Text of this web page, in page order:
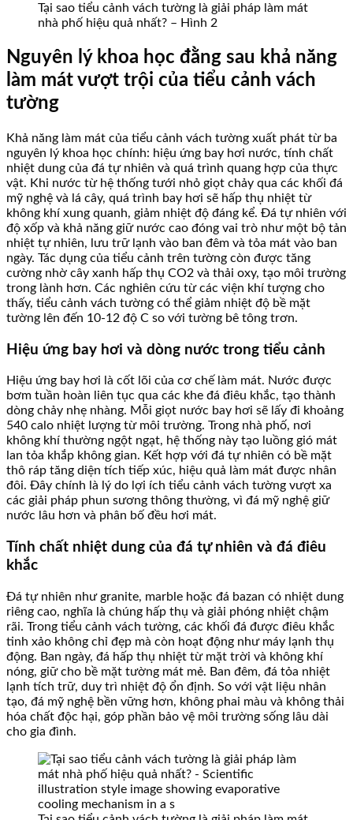
Tại sao tiểu cảnh vách tường là giải pháp làm mát
nhà phố hiệu quả nhất? – Hình 2
Nguyên lý khoa học đằng sau khả năng
làm mát vượt trội của tiểu cảnh vách
tường
Khả năng làm mát của tiểu cảnh vách tường xuất phát từ ba
nguyên lý khoa học chính: hiệu ứng bay hơi nước, tính chất
nhiệt dung của đá tự nhiên và quá trình quang hợp của thực
vật. Khi nước từ hệ thống tưới nhỏ giọt chảy qua các khối đá
mỹ nghệ và lá cây, quá trình bay hơi sẽ hấp thụ nhiệt từ
không khí xung quanh, giảm nhiệt độ đáng kể. Đá tự nhiên với
độ xốp và khả năng giữ nước cao đóng vai trò như một bộ tản
nhiệt tự nhiên, lưu trữ lạnh vào ban đêm và tỏa mát vào ban
ngày. Tác dụng của tiểu cảnh trên tường còn được tăng
cường nhờ cây xanh hấp thụ CO2 và thải oxy, tạo môi trường
trong lành hơn. Các nghiên cứu từ các viện khí tượng cho
thấy, tiểu cảnh vách tường có thể giảm nhiệt độ bề mặt
tường lên đến 10-12 độ C so với tường bê tông trơn.
Hiệu ứng bay hơi và dòng nước trong tiểu cảnh
Hiệu ứng bay hơi là cốt lõi của cơ chế làm mát. Nước được
bơm tuần hoàn liên tục qua các khe đá điêu khắc, tạo thành
dòng chảy nhẹ nhàng. Mỗi giọt nước bay hơi sẽ lấy đi khoảng
540 calo nhiệt lượng từ môi trường. Trong nhà phố, nơi
không khí thường ngột ngạt, hệ thống này tạo luồng gió mát
lan tỏa khắp không gian. Kết hợp với đá tự nhiên có bề mặt
thô ráp tăng diện tích tiếp xúc, hiệu quả làm mát được nhân
đôi. Đây chính là lý do lợi ích tiểu cảnh vách tường vượt xa
các giải pháp phun sương thông thường, vì đá mỹ nghệ giữ
nước lâu hơn và phân bố đều hơi mát.
Tính chất nhiệt dung của đá tự nhiên và đá điêu
khắc
Đá tự nhiên như granite, marble hoặc đá bazan có nhiệt dung
riêng cao, nghĩa là chúng hấp thụ và giải phóng nhiệt chậm
rãi. Trong tiểu cảnh vách tường, các khối đá được điêu khắc
tinh xảo không chỉ đẹp mà còn hoạt động như máy lạnh thụ
động. Ban ngày, đá hấp thụ nhiệt từ mặt trời và không khí
nóng, giữ cho bề mặt tường mát mẻ. Ban đêm, đá tỏa nhiệt
lạnh tích trữ, duy trì nhiệt độ ổn định. So với vật liệu nhân
tạo, đá mỹ nghệ bền vững hơn, không phai màu và không thải
hóa chất độc hại, góp phần bảo vệ môi trường sống lâu dài
cho gia đình.